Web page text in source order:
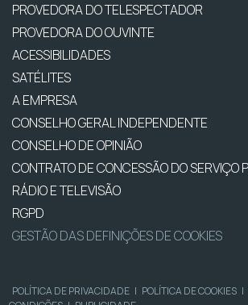
PROVEDORA DO TELESPECTADOR
PROVEDORA DO OUVINTE
ACESSIBILIDADES
SATÉLITES
A EMPRESA
CONSELHO GERAL INDEPENDENTE
CONSELHO DE OPINIÃO
CONTRATO DE CONCESSÃO DO SERVIÇO
RÁDIO E TELEVISÃO
RGPD
GESTÃO DAS DEFINIÇÕES DE COOKIES
POLÍTICA DE PRIVACIDADE | POLÍTICA DE COOKIES |